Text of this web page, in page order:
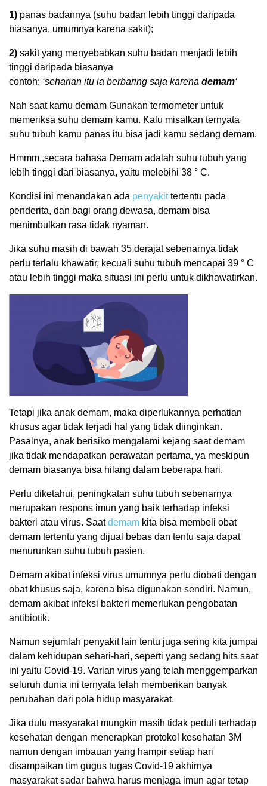
1) panas badannya (suhu badan lebih tinggi daripada
biasanya, umumnya karena sakit);
2) sakit yang menyebabkan suhu badan menjadi lebih
tinggi daripada biasanya
contoh: ‘seharian itu ia berbaring saja karena demam‘
Nah saat kamu demam Gunakan termometer untuk
memeriksa suhu demam kamu. Kalu misalkan ternyata
suhu tubuh kamu panas itu bisa jadi kamu sedang demam.
Hmmm,,secara bahasa Demam adalah suhu tubuh yang
lebih tinggi dari biasanya, yaitu melebihi 38 ° C.
Kondisi ini menandakan ada penyakittertentu pada
penderita, dan bagi orang dewasa, demam bisa
menimbulkan rasa tidak nyaman.
Jika suhu masih di bawah 35 derajat sebenarnya tidak
perlu terlalu khawatir, kecuali suhu tubuh mencapai 39 ° C
atau lebih tinggi maka situasi ini perlu untuk dikhawatirkan.
Tetapi jika anak demam, maka diperlukannya perhatian
khusus agar tidak terjadi hal yang tidak diinginkan.
Pasalnya, anak berisiko mengalami kejang saat demam
jika tidak mendapatkan perawatan pertama, ya meskipun
demam biasanya bisa hilang dalam beberapa hari.
Perlu diketahui, peningkatan suhu tubuh sebenarnya
merupakan respons imun yang baik terhadap infeksi
bakteri atau virus. Saatdemam kita bisa membeli obat
demam tertentu yang dijual bebas dan tentu saja dapat
menurunkan suhu tubuh pasien.
Demam akibat infeksi virus umumnya perlu diobati dengan
obat khusus saja, karena bisa digunakan sendiri. Namun,
demam akibat infeksi bakteri memerlukan pengobatan
antibiotik.
Namun sejumlah penyakit lain tentu juga sering kita jumpai
dalam kehidupan sehari-hari, seperti yang sedang hits saat
ini yaitu Covid-19. Varian virus yang telah menggemparkan
seluruh dunia ini ternyata telah memberikan banyak
perubahan dari pola hidup masyarakat.
Jika dulu masyarakat mungkin masih tidak peduli terhadap
kesehatan dengan menerapkan protokol kesehatan 3M
namun dengan imbauan yang hampir setiap hari
disampaikan tim gugus tugas Covid-19 akhirnya
masyarakat sadar bahwa harus menjaga imun agar tetap